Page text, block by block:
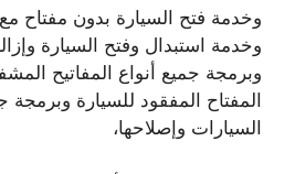
وخدمة فتح السيارة بدون مفتاح
وخدمة استبدال وفتح السيارة
وبرمجة جميع أنواع المفاتيح
المفتاح المفقود للسيارة وبرمجة
السيارات وإصلاحها،